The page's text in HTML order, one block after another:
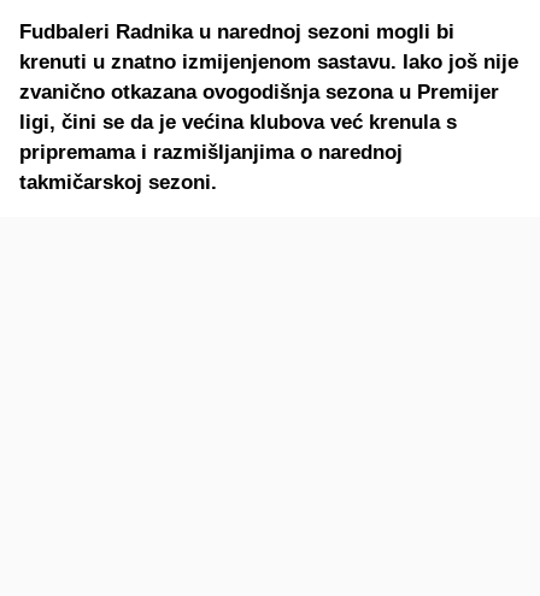
Fudbaleri Radnika u narednoj sezoni mogli bi
krenuti u znatno izmijenjenom sastavu. Iako još nije
zvanično otkazana ovogodišnja sezona u Premijer
ligi, čini se da je većina klubova već krenula s
pripremama i razmišljanjima o narednoj
takmičarskoj sezoni.